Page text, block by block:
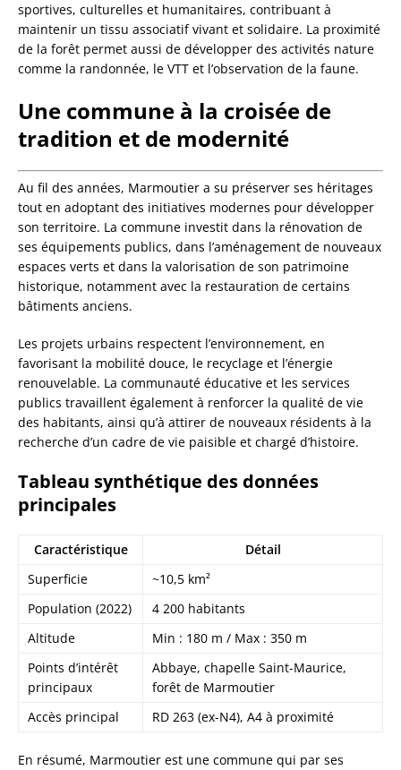
sportives, culturelles et humanitaires, contribuant à
maintenir un tissu associatif vivant et solidaire. La proximité
de la forêt permet aussi de développer des activités nature
comme la randonnée, le VTT et l’observation de la faune.
Une commune à la croisée de
tradition et de modernité
Au fil des années, Marmoutier a su préserver ses héritages
tout en adoptant des initiatives modernes pour développer
son territoire. La commune investit dans la rénovation de
ses équipements publics, dans l’aménagement de nouveaux
espaces verts et dans la valorisation de son patrimoine
historique, notamment avec la restauration de certains
bâtiments anciens.
Les projets urbains respectent l’environnement, en
favorisant la mobilité douce, le recyclage et l’énergie
renouvelable. La communauté éducative et les services
publics travaillent également à renforcer la qualité de vie
des habitants, ainsi qu’à attirer de nouveaux résidents à la
recherche d’un cadre de vie paisible et chargé d’histoire.
Tableau synthétique des données
principales
Caractéristique
Détail
Superficie
~10,5 km²
Population (2022)
4 200 habitants
Altitude
Min : 180 m / Max : 350 m
Points d’intérêt
principaux
Abbaye, chapelle Saint-Maurice,
forêt de Marmoutier
Accès principal
RD 263 (ex-N4), A4 à proximité
En résumé, Marmoutier est une commune qui par ses